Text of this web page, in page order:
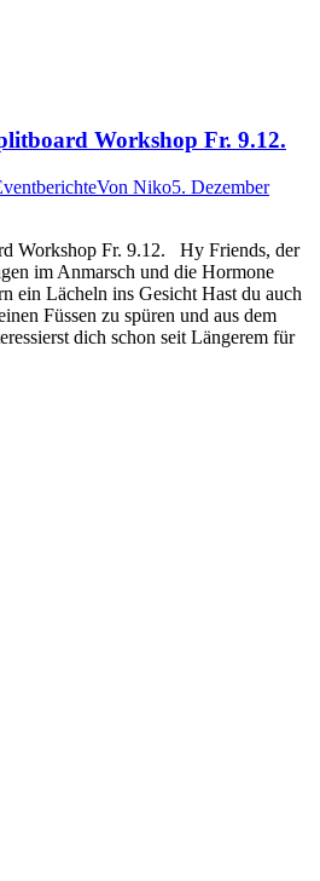
Workshop Fr. 9.12.
Von Niko5. Dezember
Workshop Fr. 9.12. Hy Friends, der
im Anmarsch und die Hormone
ein Lächeln ins Gesicht Hast du auch
Füssen zu spüren und aus dem
dich schon seit Längerem für